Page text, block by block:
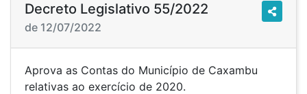
Decreto Legislativo 55/2022
de 12/07/2022
Aprova as Contas do Município de Caxambu
relativas ao exercício de 2020.